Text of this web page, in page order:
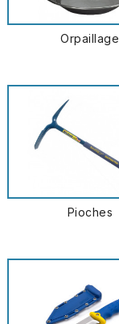
Orpaillage
Pioches